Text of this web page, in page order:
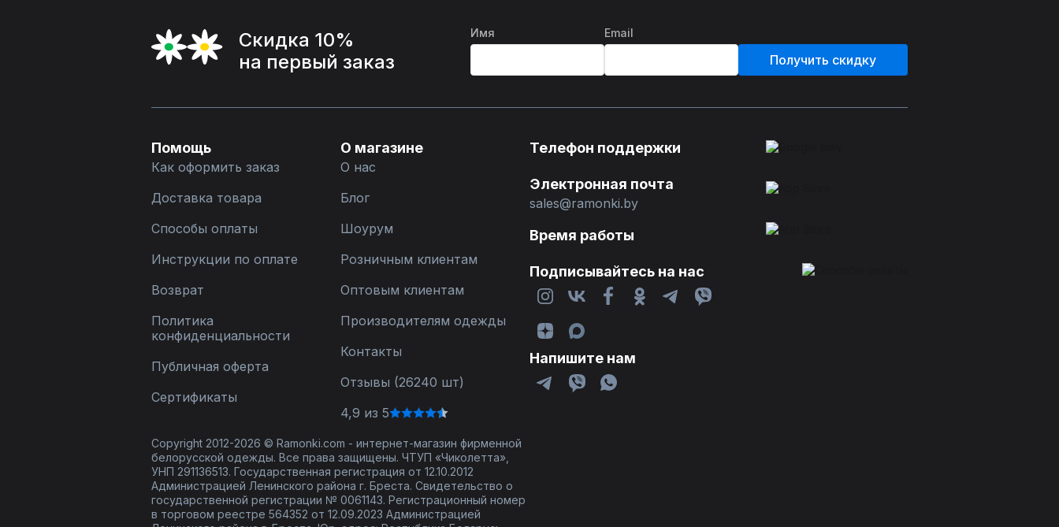
Скидка 10%
на первый заказ
Имя Email
Получить скидку
Помощь
Как оформить заказ
Доставка товара
Способы оплаты
Инструкции по оплате
Возврат
Политика
конфиденциальности
Публичная оферта
Сертификаты
О магазине
О нас
Блог
Шоурум
Розничным клиентам
Оптовым клиентам
Производителям одежды
Контакты
Отзывы (26240 шт)
4,9 из 5
Телефон поддержки
Электронная почта
sales@ramonki.by
Время работы
Подписывайтесь на нас
Напишите нам
Copyright 2012-2026 © Ramonki.com - интернет-магазин фирменной
белорусской одежды. Все права защищены. ЧТУП «Чиколетта»,
УНП 291136513. Государственная регистрация от 12.10.2012
Администрацией Ленинского района г. Бреста. Свидетельство о
государственной регистрации № 0061143. Регистрационный номер
в торговом реестре 564352 от 12.09.2023 Администрацией